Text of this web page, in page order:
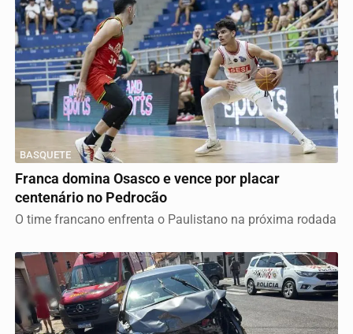
BASQUETE
Franca domina Osasco e vence por placar
centenário no Pedrocão
O time francano enfrenta o Paulistano na próxima rodada